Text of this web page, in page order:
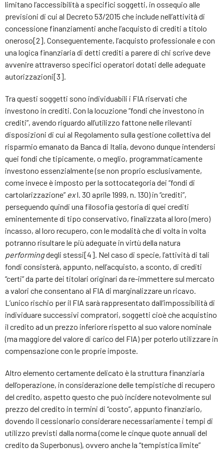
limitano l’accessibilità a specifici soggetti, in ossequio alle
previsioni di cui al Decreto 53/2015 che include nell’attività di
concessione finanziamenti anche l’acquisto di crediti a titolo
oneroso[2]. Conseguentemente, l’acquisto professionale e con
una logica finanziaria di detti crediti a parere di chi scrive deve
avvenire attraverso specifici operatori dotati delle adeguate
autorizzazioni[3].
Tra questi soggetti sono individuabili i FIA riservati che
investono in crediti. Con la locuzione “fondi che investono in
crediti”, avendo riguardo all’utilizzo fattone nelle rilevanti
disposizioni di cui al Regolamento sulla gestione collettiva del
risparmio emanato da Banca di Italia, devono dunque intendersi
quei fondi che tipicamente, o meglio, programmaticamente
investono essenzialmente (se non proprio esclusivamente,
come invece è imposto per la sottocategoria dei “fondi di
cartolarizzazione” exl. 30 aprile 1999, n. 130) in “crediti”,
perseguendo quindi una filosofia gestoria di quei crediti
eminentemente di tipo conservativo, finalizzata al loro (mero)
incasso, al loro recupero, con le modalità che di volta in volta
potranno risultare le più adeguate in virtù della natura
performingdegli stessi[4]. Nel caso di specie, l’attività di tali
fondi consisterà, appunto, nell’acquisto, a sconto, di crediti
“certi” da parte dei titolari originari da re-immettere sul mercato
a valori che consentano al FIA di marginalizzare un ricavo.
L’unico rischio per il FIA sarà rappresentato dall’impossibilità di
individuare successivi compratori, soggetti cioè che acquistino
il credito ad un prezzo inferiore rispetto al suo valore nominale
(ma maggiore del valore di carico del FIA) per poterlo utilizzare in
compensazione con le proprie imposte.
Altro elemento certamente delicato è la struttura finanziaria
dell’operazione, in considerazione delle tempistiche di recupero
del credito, aspetto questo che può incidere notevolmente sul
prezzo del credito in termini di “costo”, appunto finanziario,
dovendo il cessionario considerare necessariamente i tempi di
utilizzo previsti dalla norma (come le cinque quote annuali del
credito da Superbonus), ovvero anche la “tempistica limite”